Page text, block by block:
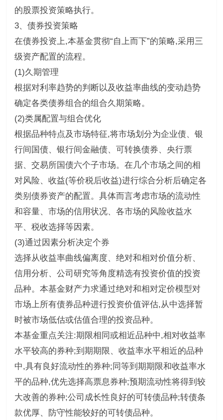
的股票投资策略执行。
3、债券投资策略
在债券投资上,本基金贯彻“自上而下”的策略,采用三
级资产配置的流程。
(1)久期管理
根据对利率趋势的判断以及收益率曲线的变动趋势
确定各类债券组合的组合久期策略。
(2)类属配置与组合优化
根据品种特点及市场特征,将市场划分为企业债、银
行间国债、银行间金融债、可转换债券、央行票
据、交易所国债六个子市场。在几个市场之间的相
对风险、收益(等价税后收益)进行综合分析后确定各
类别债券资产的配置。具体而言考虑市场的流动性
和容量、市场的信用状况、各市场的风险收益水
平、税收选择等因素。
(3)通过因素分析决定个券
选择从收益率曲线偏离度、绝对和相对价值分析、
信用分析、公司研究等角度精选有投资价值的投资
品种。本基金财产力求通过绝对和相对定价模型对
市场上所有债券品种进行投资价值评估,从中选择暂
时被市场低估或估值合理的投资品种。
本基金重点关注:期限相同或相近品种中,相对收益率
水平较高的券种;到期期限、收益率水平相近的品种
中,具有良好流动性的券种;同等到期期限和收益率水
平的品种,优先选择高票息券种;预期流动性将得到较
大改善的券种;公司成长性良好的可转债品种;转债条
款优厚、防守性能较好的可转债品种。